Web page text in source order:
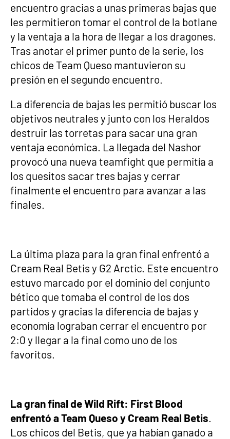
encuentro gracias a unas primeras bajas que
les permitieron tomar el control de la botlane
y la ventaja a la hora de llegar a los dragones.
Tras anotar el primer punto de la serie, los
chicos de Team Queso mantuvieron su
presión en el segundo encuentro.
La diferencia de bajas les permitió buscar los
objetivos neutrales y junto con los Heraldos
destruir las torretas para sacar una gran
ventaja económica. La llegada del Nashor
provocó una nueva teamfight que permitía a
los quesitos sacar tres bajas y cerrar
finalmente el encuentro para avanzar a las
finales.
La última plaza para la gran final enfrentó a
Cream Real Betis y G2 Arctic. Este encuentro
estuvo marcado por el dominio del conjunto
bético que tomaba el control de los dos
partidos y gracias la diferencia de bajas y
economía lograban cerrar el encuentro por
2:0 y llegar a la final como uno de los
favoritos.
La gran final de Wild Rift: First Blood
enfrentó a Team Queso y Cream Real Betis.
Los chicos del Betis, que ya habían ganado a